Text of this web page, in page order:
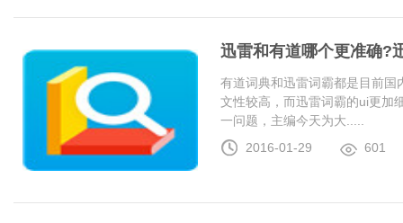
迅雷和有道哪个更准确?
有道词典和迅雷词霸都是目前
文性较高，而迅雷词霸的ui更加
一问题，主编今天为大.....
2016-01-29
601